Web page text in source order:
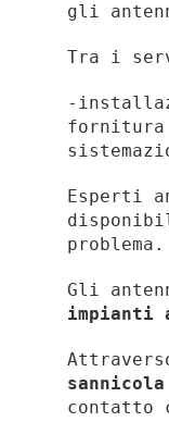
gli
Tra i
-
fornitura
Esperti
problema.
Gli
impianti
sannicola
contatto